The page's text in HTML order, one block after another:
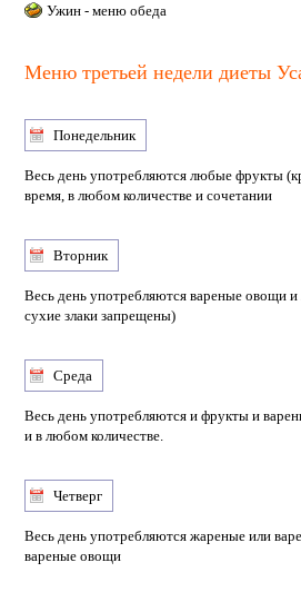
Ужин - меню обеда
Меню третьей недели диеты
Понедельник
Весь день употребляются любые фрукты
время, в любом количестве и сочетании
Вторник
Весь день употребляются вареные овощи
сухие злаки запрещены)
Среда
Весь день употребляются и фрукты и
и в любом количестве.
Четверг
Весь день употребляются жареные или
вареные овощи